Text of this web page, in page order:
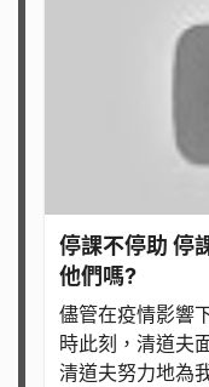
停課不停助 停
他們嗎?
儘管在疫情影響
時此刻，清道夫
清道夫努力地為